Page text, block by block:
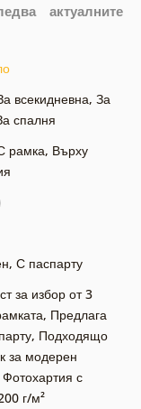
актуалните
всекидневна, За
спалня
рамка, Върху
, С паспарту
за избор от 3
, Предлага
, Подходящо
за модерен
Фотохартия с
г/м²